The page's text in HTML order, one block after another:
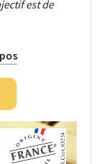
est de